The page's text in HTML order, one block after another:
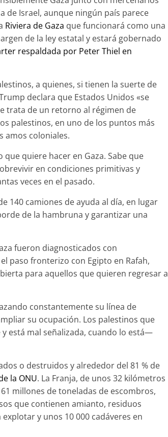
de Israel, aunque ningún país parece
Riviera de Gaza que funcionará como una
de la ley estatal y estará gobernado
respaldada por Peter Thiel en
a quienes, si tienen la suerte de
declara que Estados Unidos «se
trata de un retorno al régimen de
palestinos, en uno de los puntos más
amos coloniales.
quiere hacer en Gaza. Sabe que
en condiciones primitivas y
veces en el pasado.
140 camiones de ayuda al día, en lugar
de la hambruna y garantizar una
fueron diagnosticados con
paso fronterizo con Egipto en Rafah,
para aquellos que quieren regresar a
constantemente su línea de
su ocupación. Los palestinos que
está mal señalizada, cuando lo está—
o destruidos y alrededor del 81 % de
la ONU. La Franja, de unos 32 kilómetros
millones de toneladas de escombros,
que contienen amianto, residuos
y unos 10 000 cadáveres en